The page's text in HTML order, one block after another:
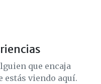
que encaja
estás viendo aquí.